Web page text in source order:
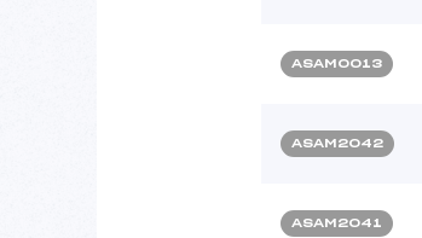
ASAM0013
ASAM2042
ASAM2041